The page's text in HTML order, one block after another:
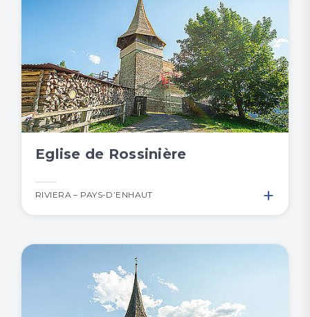
Eglise de Rossinière
RIVIERA – PAYS-D’ENHAUT +